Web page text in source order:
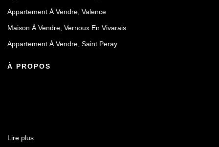
Appartement À Vendre, Valence
Maison À Vendre, Vernoux En Vivarais
Appartement À Vendre, Saint Peray
À PROPOS
Lire plus